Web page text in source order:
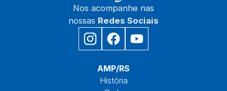
Nos acompanhe nas
nossas Redes Sociais
AMP/RS
História